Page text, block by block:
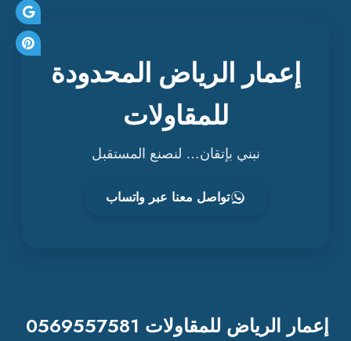
إعمار الرياض المحدودة
للمقاولات
نبني بإتقان… لنصنع المستقبل
تواصل معنا عبر واتساب
إعمار الرياض للمقاولات 0569557581